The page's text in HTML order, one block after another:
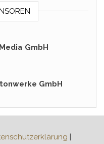
GmbH
GmbH
|